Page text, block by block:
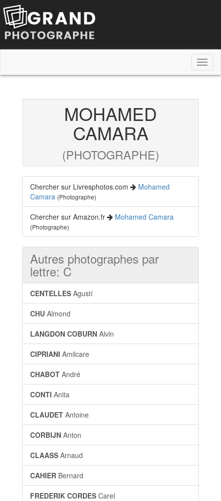
MOHAMED
CAMARA
(PHOTOGRAPHE)
Chercher sur Livresphotos.com
Mohamed
Camara (Photographe)
Chercher sur Amazon.fr Mohamed Camara
(Photographe)
Autres photographes par
lettre: C
CENTELLES Agustí
CHU Almond
LANGDON COBURN Alvin
CIPRIANI Amilcare
CHABOT André
CONTI Anita
CLAUDET Antoine
CORBIJN Anton
CLAASS Arnaud
CAHIER Bernard
FREDERIK CORDES Carel